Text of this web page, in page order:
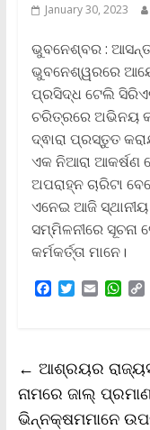
January 30, 2023
ଭୁବନେଶ୍ବର :
ଭୁବନେଶ୍ୱରରେ
ପ୍ରସିଦ୍ଧ ଟେଲି
ଚରିତ୍ରରେ ଅଭିନୟ
ଦ୍ଵାରା ପ୍ରସ୍ତୁତ
ଏକ ନିଆରା ଆକର୍ଷଣ
ଅପରାହ୍ନ ଚାରିଟା
ଏନେଇ ଆଜି
ସମ୍ମିଳନୀରେ
କର୍ମକର୍ତ୍ତା ମାନେ।
F
o
o
k
T
e
r
E
W
A
p
p
i
n
← ଆଶ୍ରୟର
ନାମରେ ଜାଲ୍
ଭିନ୍ନକ୍ଷମମାନେ